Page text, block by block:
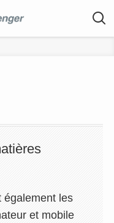
également les
et mobile